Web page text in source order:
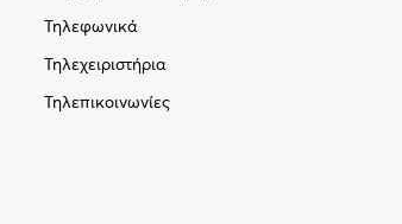
Τηλεφωνικά
Τηλεχειριστήρια
Τηλεπικοινωνίες